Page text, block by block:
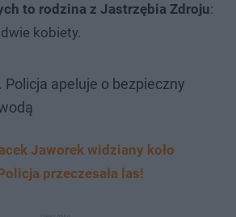
to rodzina z Jastrzębia Zdroju:
kobiety.
Policja apeluje o bezpieczny
Jaworek widziany koło
przeczesała las!